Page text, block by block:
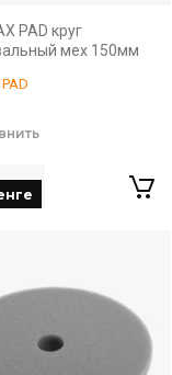
PAD круг
мех 150мм